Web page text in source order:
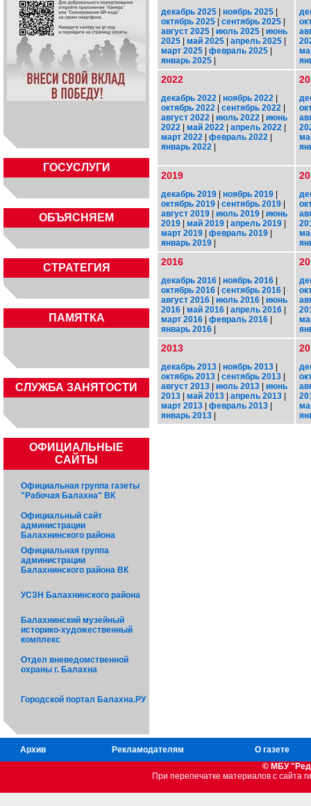
ГОСУСЛУГИ
ОБЪЯСНЯЕМ
СТРАТЕГИЯ
ПАМЯТКА
CЛУЖБА ЗАНЯТОСТИ
ОФИЦИАЛЬНЫЕ
САЙТЫ
Официальная группа газеты
"Рабочая Балахна" ВК
Официальный сайт
администрации
Балахнинского района
Официальная группа
администрации
Балахнинского района ВК
УСЗН Балахнинского района
Балахнинский музейный
историко-художественный
комплекс
Отдел вневедомственной
охраны г. Балахна
Городской портал Балахна.РУ
декабрь 2025 | ноябрь 2025 |
октябрь 2025 | сентябрь 2025 |
август 2025 | июль 2025 | июнь
2025 | май 2025 | апрель 2025 |
март 2025 | февраль 2025 |
январь 2025 |
2022
декабрь 2022 | ноябрь 2022 |
октябрь 2022 | сентябрь 2022 |
август 2022 | июль 2022 | июнь
2022 | май 2022 | апрель 2022 |
март 2022 | февраль 2022 |
январь 2022 |
2019
декабрь 2019 | ноябрь 2019 |
октябрь 2019 | сентябрь 2019 |
август 2019 | июль 2019 | июнь
2019 | май 2019 | апрель 2019 |
март 2019 | февраль 2019 |
январь 2019 |
2016
декабрь 2016 | ноябрь 2016 |
октябрь 2016 | сентябрь 2016 |
август 2016 | июль 2016 | июнь
2016 | май 2016 | апрель 2016 |
март 2016 | февраль 2016 |
январь 2016 |
2013
декабрь 2013 | ноябрь 2013 |
октябрь 2013 | сентябрь 2013 |
август 2013 | июль 2013 | июнь
2013 | май 2013 | апрель 2013 |
март 2013 | февраль 2013 |
январь 2013 |
Архив Рекламодателям
О газете
© МБУ
При перепечатке материалов c сайта